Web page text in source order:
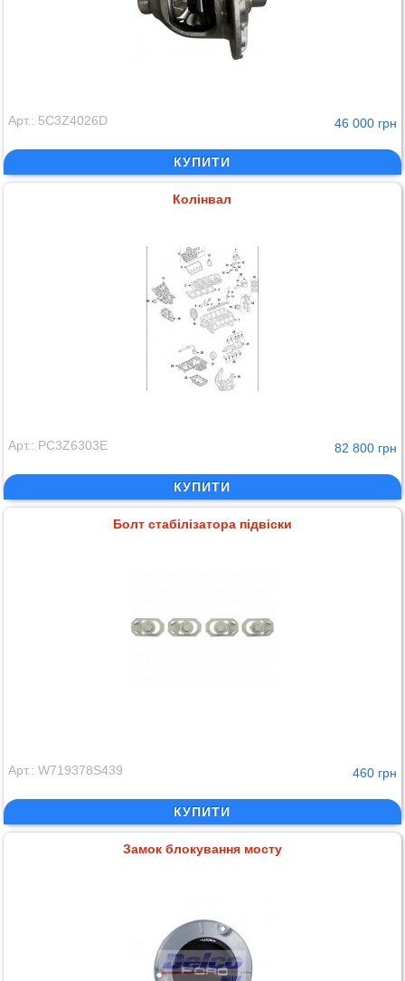
Арт.: 5C3Z4026D 46 000 грн
КУПИТИ
Колінвал
Арт.: PC3Z6303E 82 800 грн
КУПИТИ
Болт стабілізатора підвіски
Арт.: W719378S439 460 грн
КУПИТИ
Замок блокування мосту